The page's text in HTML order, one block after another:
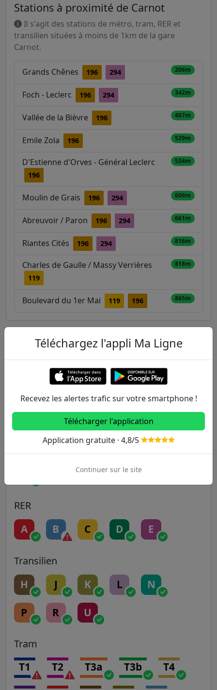
Stations à proximité de Carnot
Il s'agit des stations de métro, tram, RER et
transilien situées à moins de 1km de la gare
Carnot.
Grands Chênes 196 294 206m
Foch - Leclerc 196 294 342m
Vallée de la Bièvre 196 407m
Emile Zola 196 529m
D'Estienne d'Orves - Général Leclerc
196
534m
Moulin de Grais 196 294 609m
Abreuvoir / Paron 196 294 661m
Riantes Cités 196 294 816m
Charles de Gaulle / Massy Verrières
119
818m
Boulevard du 1er Mai 119 196 865m
Autres lignes
7 7B 8
10 11 12 13
RER
A B C D E
Transilien
H J K L N
P R U
Tram
T1 T2 T3a T3b T4
Téléchargez l'appli Ma Ligne
Recevez les alertes trafic sur votre smartphone !
Télécharger l'application
Application gratuite · 4,8/5
Continuer sur le site